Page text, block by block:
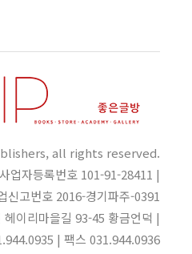
all rights reserved.
업자등록번호 101-91-28411 |
신고번호 2016-경기파주-0391
이리마을길 93-45 황금언덕 |
| 팩스 031.944.0936